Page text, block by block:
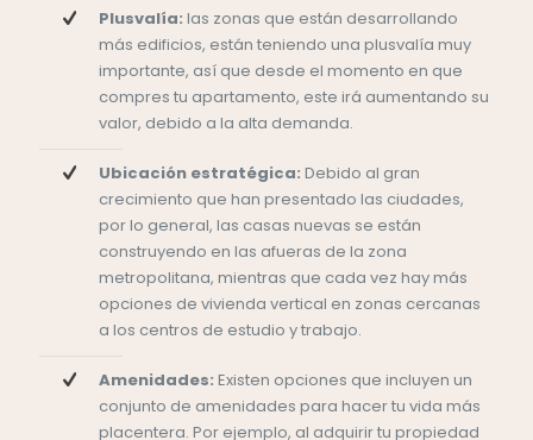
Plusvalía: las zonas que están desarrollando
más edificios, están teniendo una plusvalía muy
importante, así que desde el momento en que
compres tu apartamento, este irá aumentando su
valor, debido a la alta demanda.
Ubicación estratégica: Debido al gran
crecimiento que han presentado las ciudades,
por lo general, las casas nuevas se están
construyendo en las afueras de la zona
metropolitana, mientras que cada vez hay más
opciones de vivienda vertical en zonas cercanas
a los centros de estudio y trabajo.
Amenidades: Existen opciones que incluyen un
conjunto de amenidades para hacer tu vida más
placentera. Por ejemplo, al adquirir tu propiedad